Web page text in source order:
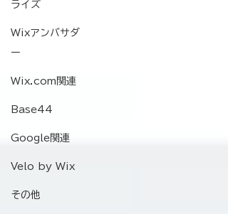
ライズ
Wixアンバサダ
ー
Wix.com関連
Base44
Google関連
Velo by Wix
その他